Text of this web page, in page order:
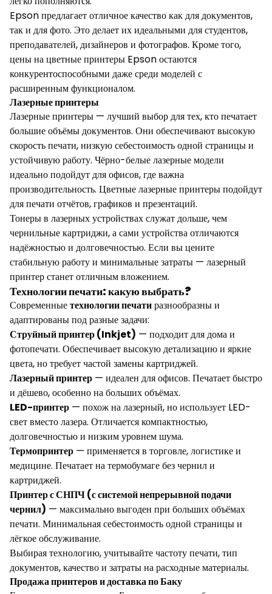
Epson предлагает отличное качество как для документов,
так и для фото. Это делает их идеальными для студентов,
преподавателей, дизайнеров и фотографов. Кроме того,
цены на цветные принтеры Epson остаются
конкурентоспособными даже среди моделей с
расширенным функционалом.
Лазерные принтеры
Лазерные принтеры — лучший выбор для тех, кто печатает
большие объёмы документов. Они обеспечивают высокую
скорость печати, низкую себестоимость одной страницы и
устойчивую работу. Чёрно-белые лазерные модели
идеально подойдут для офисов, где важна
производительность. Цветные лазерные принтеры подойдут
для печати отчётов, графиков и презентаций.
Тонеры в лазерных устройствах служат дольше, чем
чернильные картриджи, а сами устройства отличаются
надёжностью и долговечностью. Если вы цените
стабильную работу и минимальные затраты — лазерный
принтер станет отличным вложением.
Технологии печати: какую выбрать?
Современныетехнологии печатиразнообразны и
адаптированы под разные задачи:
Струйный принтер (Inkjet) — подходит для дома и
фотопечати. Обеспечивает высокую детализацию и яркие
цвета, но требует частой замены картриджей.
Лазерный принтер — идеален для офисов. Печатает быстро
и дёшево, особенно на больших объёмах.
LED-принтер — похож на лазерный, но использует LED-
свет вместо лазера. Отличается компактностью,
долговечностью и низким уровнем шума.
Термопринтер — применяется в торговле, логистике и
медицине. Печатает на термобумаге без чернил и
картриджей.
Принтер с СНПЧ (с системой непрерывной подачи
чернил) — максимально выгоден при больших объёмах
печати. Минимальная себестоимость одной страницы и
лёгкое обслуживание.
Выбирая технологию, учитывайте частоту печати, тип
документов, качество и затраты на расходные материалы.
Продажа принтеров и доставка по Баку